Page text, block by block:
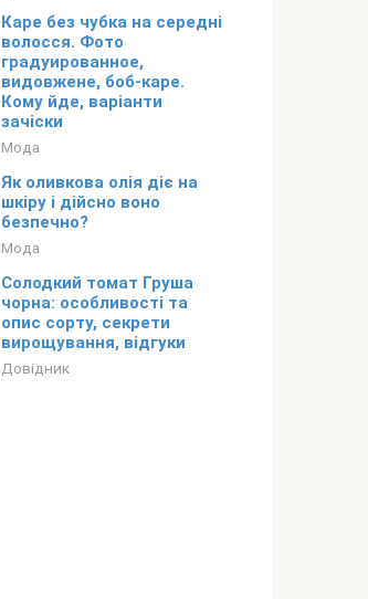
Каре без чубка на середні
волосся. Фото
градуированное,
видовжене, боб-каре.
Кому йде, варіанти
зачіски
Мода
Як оливкова олія діє на
шкіру і дійсно воно
безпечно?
Мода
Солодкий томат Груша
чорна: особливості та
опис сорту, секрети
вирощування, відгуки
Довідник